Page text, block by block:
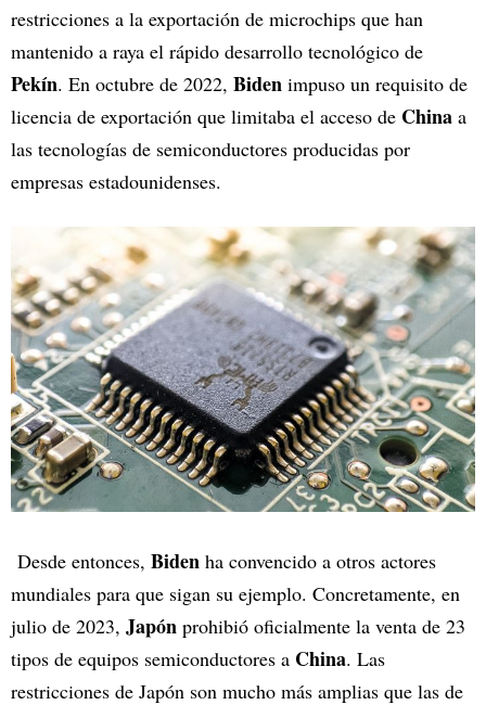
restricciones a la exportación de microchips que han
mantenido a raya el rápido desarrollo tecnológico de
Pekín. En octubre de 2022, Biden impuso un requisito de
licencia de exportación que limitaba el acceso de China a
las tecnologías de semiconductores producidas por
empresas estadounidenses.
Desde entonces, Biden ha convencido a otros actores
mundiales para que sigan su ejemplo. Concretamente, en
julio de 2023, Japón prohibió oficialmente la venta de 23
tipos de equipos semiconductores a China. Las
restricciones de Japón son mucho más amplias que las de